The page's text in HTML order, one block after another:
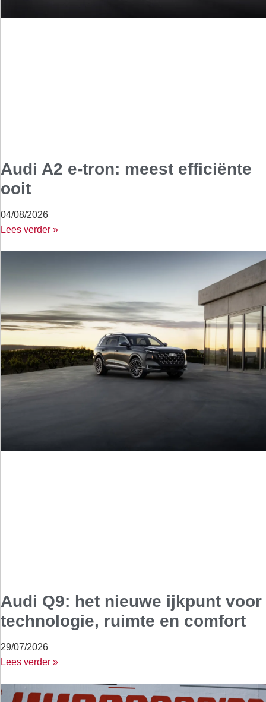
Audi A2 e-tron: meest efficiënte
ooit
04/08/2026
Lees verder »
Audi Q9: het nieuwe ijkpunt voor
technologie, ruimte en comfort
29/07/2026
Lees verder »